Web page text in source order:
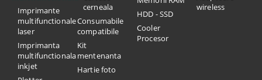
Imprimante
multifunctionale
laser
Imprimanta
multifunctionala
inkjet
cerneala
Consumabile
compatibile
Kit
mentenanta
Hartie foto
HDD - SSD
Cooler
Procesor
wireless